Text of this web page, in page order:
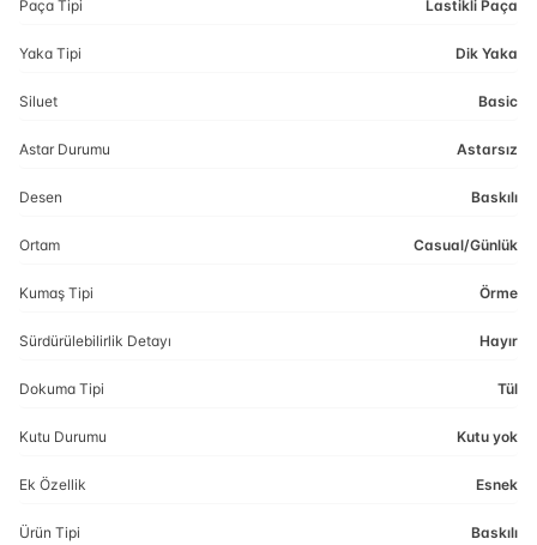
Paça Tipi Lastikli Paça
Yaka Tipi Dik Yaka
Siluet Basic
Astar Durumu Astarsız
Desen Baskılı
Ortam Casual/Günlük
Kumaş Tipi Örme
Sürdürülebilirlik Detayı Hayır
Dokuma Tipi Tül
Kutu Durumu Kutu yok
Ek Özellik Esnek
Ürün Tipi Baskılı